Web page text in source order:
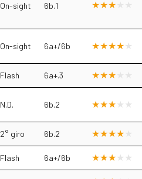
On-sight 6b.1
On-sight 6a+/6b
Flash 6a+.3
N.D. 6b.2
2° giro 6b.2
Flash 6a+/6b